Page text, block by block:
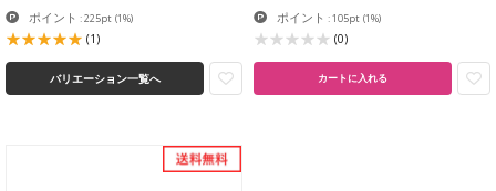
ポイント : 225pt (1%)
(1)
バリエーション一覧へ
ポイント : 105pt (1%)
(0)
カートに入れる